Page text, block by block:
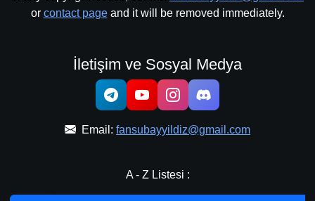
or contact pageand it will be removed immediately.
İletişim ve Sosyal Medya
Email: fansubayyildiz@gmail.com
A - Z Listesi :